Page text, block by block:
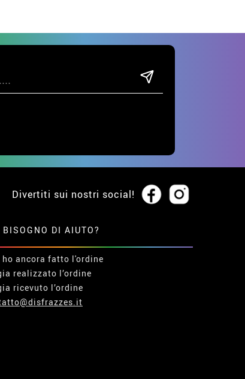
Divertiti sui nostri social!
BISOGNO DI AIUTO?
ho ancora fatto l'ordine
realizzato l’ordine
ricevuto l’ordine